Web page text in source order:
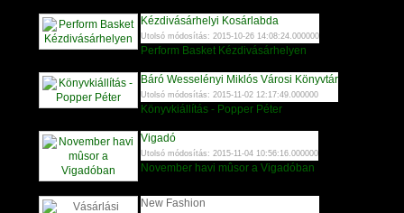
Kézdivásárhelyi Kosárlabda
Utolsó módosítás: 2015-10-26 14:08:24.000000
Perform Basket Kézdivásárhelyen
Báró Wesselényi Miklós Városi Könyvtár
Utolsó módosítás: 2015-11-02 12:17:49.000000
Könyvkiállítás - Popper Péter
Vigadó
Utolsó módosítás: 2015-11-04 10:56:16.000000
November havi mûsor a Vigadóban
New Fashion